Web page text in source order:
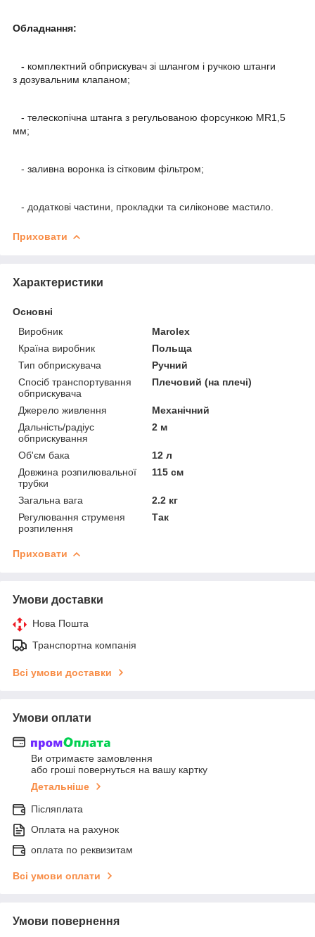
Обладнання:
- комплектний обприскувач зі шлангом і ручкою штанги
з дозувальним клапаном;
- телескопічна штанга з регульованою форсункою МR1,5
мм;
- заливна воронка із сітковим фільтром;
- додаткові частини, прокладки та силіконове мастило.
Приховати
Характеристики
Основні
Виробник
Marolex
Країна виробник
Польща
Тип обприскувача
Ручний
Спосіб транспортування
обприскувача
Плечовий (на плечі)
Джерело живлення
Механічний
Дальність/радіус
обприскування
2 м
Об'єм бака
12 л
Довжина розпилювальної
трубки
115 см
Загальна вага
2.2 кг
Регулювання струменя
розпилення
Так
Приховати
Умови доставки
Нова Пошта
Транспортна компанія
Всі умови доставки
Умови оплати
Ви отримаєте замовлення
або гроші повернуться на вашу картку
Детальніше
Післяплата
Оплата на рахунок
оплата по реквизитам
Всі умови оплати
Умови повернення